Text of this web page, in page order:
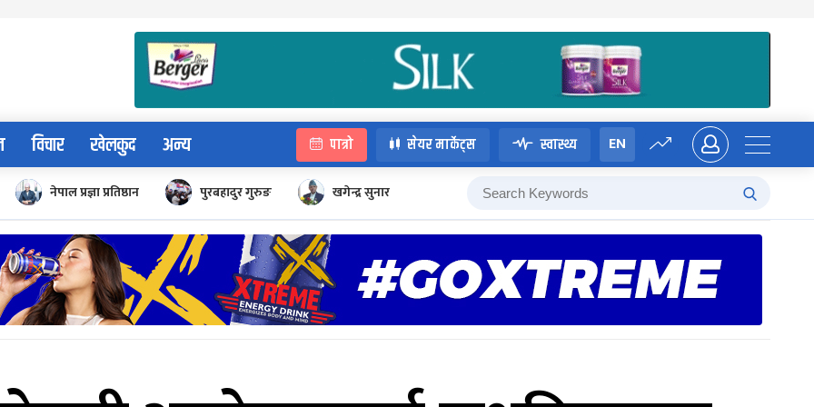
विचार खेलकुद अन्य पात्रो सेयर मार्केट्स स्वास्थ्य EN
नेपाल प्रज्ञा प्रतिष्ठान पुरबहादुर गुरुङ खगेन्द्र सुनार